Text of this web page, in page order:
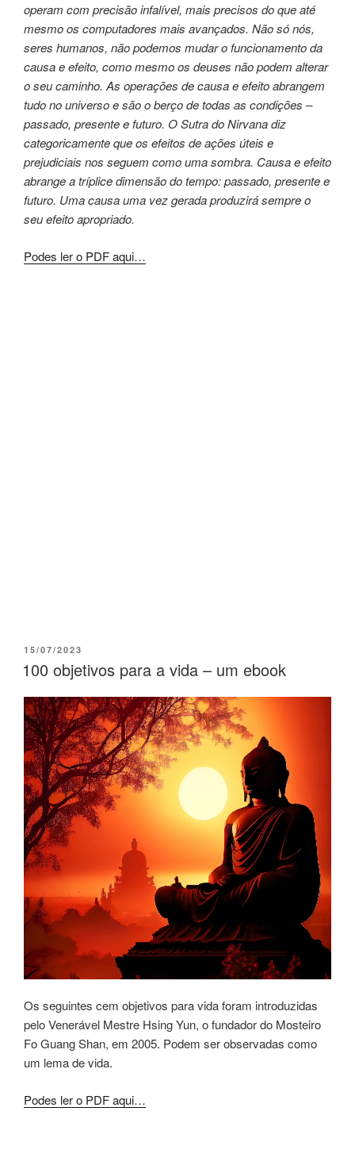
operam com precisão infalível, mais precisos do que até
mesmo os computadores mais avançados. Não só nós,
seres humanos, não podemos mudar o funcionamento da
causae efeito, como mesmo os deuses não podem alterar
o seu caminho. As operações de causa e efeitoabrangem
tudo no universo e são o berço de todas as condições –
passado, presente e futuro. O Sutrado Nirvana diz
categoricamente que os efeitos deações úteis e
prejudiciais nos seguem como umasombra. Causa e efeito
abrange a tríplice dimensãodo tempo: passado, presente e
futuro. Umacausa uma vez gerada produzirá sempre o
seuefeito apropriado.
Podes ler o PDF aqui…
15/07/2023
100 objetivos para a vida – um ebook
Os seguintes cem objetivos para vida foram introduzidas
pelo Venerável Mestre Hsing Yun, o fundador do Mosteiro
Fo Guang Shan, em 2005. Podem ser observadas como
um lema de vida.
Podes ler o PDF aqui…